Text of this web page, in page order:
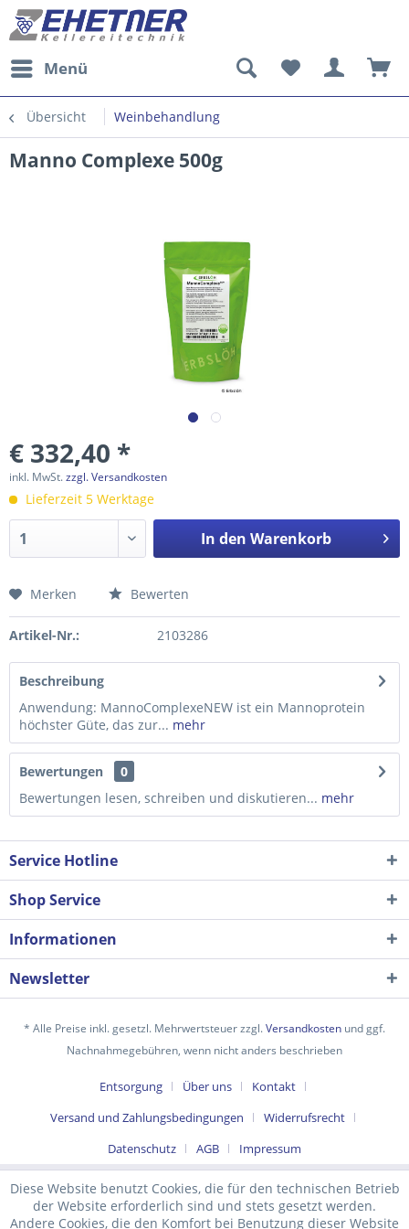
Menü
Übersicht Weinbehandlung
Manno Complexe 500g
€ 332,40 *
inkl. MwSt.zzgl. Versandkosten
Lieferzeit 5 Werktage
In den Warenkorb
Preis anfragen
verstanden und stimme zu. *
Mit * gekennzeichnete Felder sind Pflichtfelder.
Merken Bewerten
Artikel-Nr.: 2103286
Beschreibung
Anwendung: MannoComplexeNEW ist ein Mannoprotein
höchster Güte, das zur... mehr
Bewertungen
0
Bewertungen lesen, schreiben und diskutieren... mehr
Service Hotline
Shop Service
Informationen
Newsletter
* Alle Preise inkl. gesetzl. Mehrwertsteuer zzgl.Versandkosten und ggf.
Nachnahmegebühren, wenn nicht anders beschrieben
Entsorgung Über uns
Kontakt
Versand und Zahlungsbedingungen
Widerrufsrecht
Datenschutz
AGB Impressum
Diese Website benutzt Cookies, die für den technischen Betrieb
der Website erforderlich sind und stets gesetzt werden.
Andere Cookies, die den Komfort bei Benutzung dieser Website